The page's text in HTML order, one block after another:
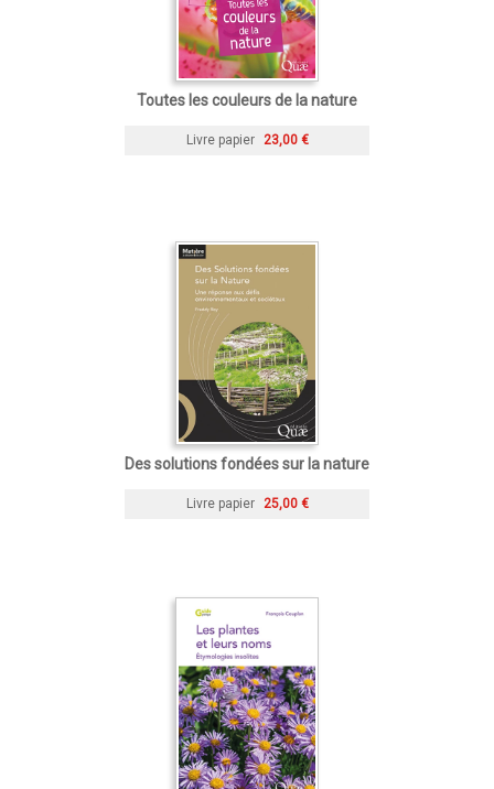
Toutes les couleurs de la nature
Livre papier 23,00 €
Des solutions fondées sur la nature
Livre papier 25,00 €